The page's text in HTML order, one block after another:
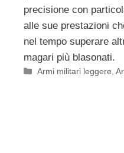
precisione con
alle sue prestazioni
nel tempo superare
magari più blasonati.
Categorie
Armi militari leggere ,